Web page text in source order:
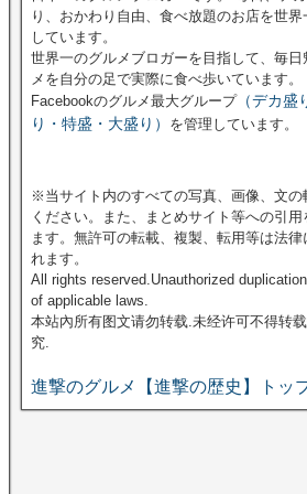
り、おかわり自由、食べ放題のお店を世
しています。
世界一のグルメブロガーを目指して、毎日
メを自分の足で実際に食べ歩いています。
Facebookのグルメ最大グループ（デカ盛
り・特盛・大盛り） を管理しています。
※当サイト内のすべての写真、画像、文の
ください。また、まとめサイト等への引用
ます。無許可の転載、複製、転用等は法律
れます。
All rights reserved.Unauthorized
of applicable laws.
本站內所有图文请勿转载.未经许可不得转
究.
進撃のグルメ【進撃の歴史】トッ